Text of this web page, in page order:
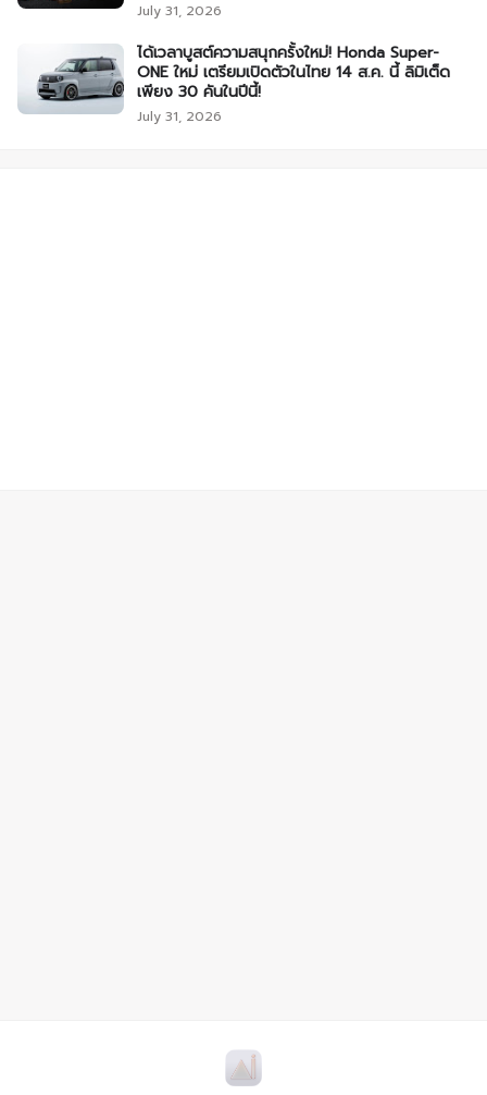
July 31, 2026
ได้เวลาบูสต์ความสนุกครั้งใหม่! Honda Super-
ONE ใหม่ เตรียมเปิดตัวในไทย 14 ส.ค. นี้ ลิมิเต็ด
เพียง 30 คันในปีนี้!
July 31, 2026